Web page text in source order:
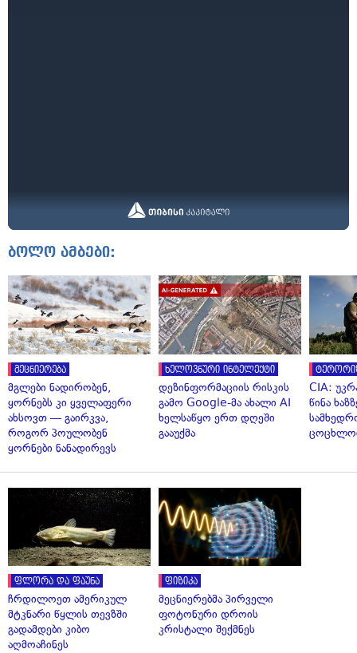
ბოლო ამბები:
მეცნიერება
მგლები ნადირობენ,
ყორნებს კი ყველაფერი
ახსოვთ — გაირკვა,
როგორ პოულობენ
ყორნები ნანადირევს
ხელოვნური ინტელექტი
დეზინფორმაციის რისკის
გამო Google-მა ახალი AI
ხელსაწყო ერთ დღეში
გააუქმა
CIA:
წინა
ფლორა და ფაუნა
ჩრდილოეთ ამერიკულ
მტკნარი წყლის თევზში
გადამდები კიბო
აღმოაჩინეს
ფიზიკა
მეცნიერებმა პირველი
ფოტონური დროის
კრისტალი შექმნეს